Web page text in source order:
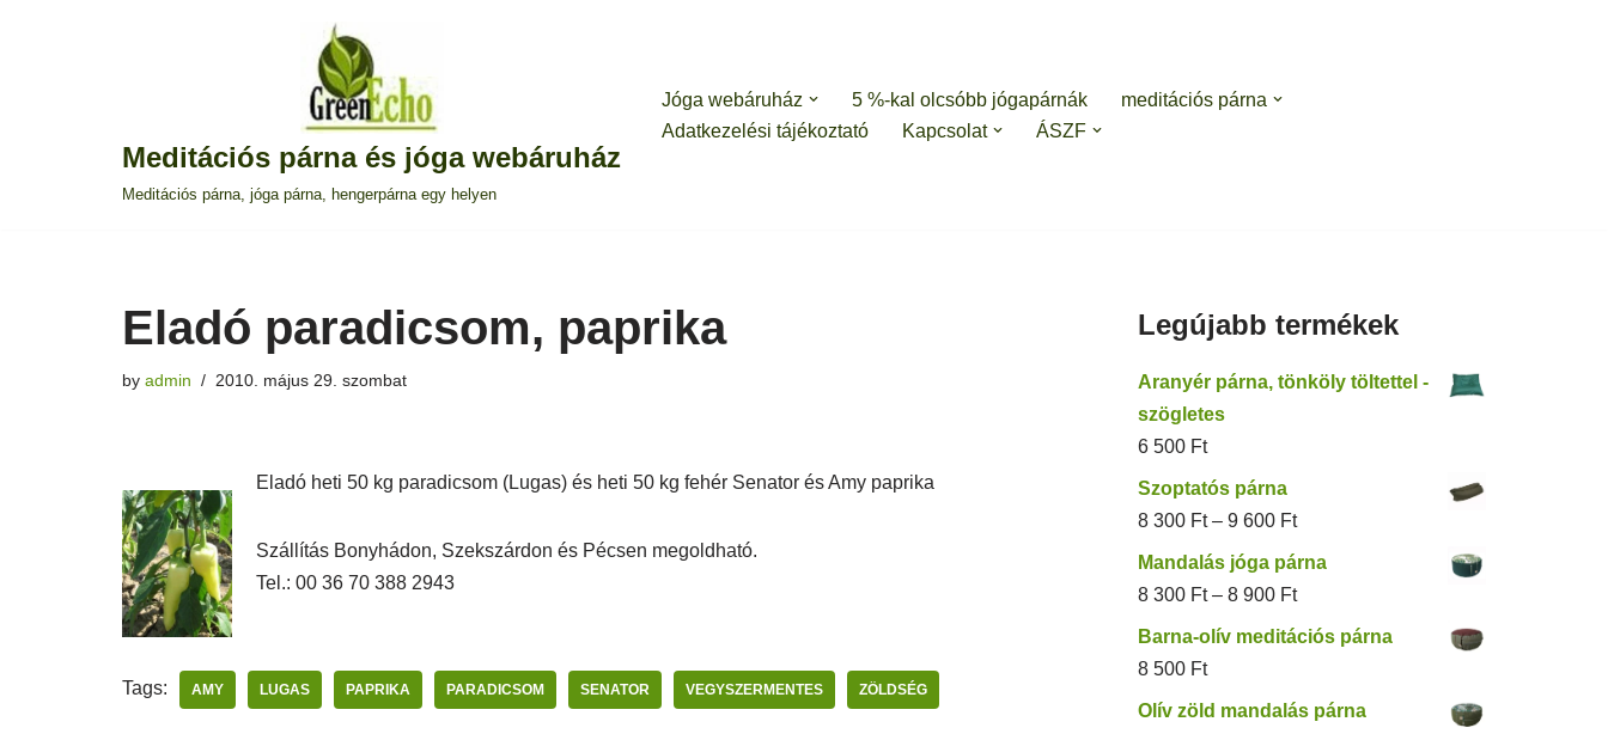
Meditációs párna és jóga webáruház
Meditációs párna, jóga párna, hengerpárna egy helyen
Jóga webáruház 5 %-kal olcsóbb jógapárnák
meditációs párna
Adatkezelési tájékoztató
Kapcsolat ÁSZF
Eladó paradicsom, paprika
by admin 2010. május 29. szombat
Eladó heti 50 kg paradicsom (Lugas) és heti 50 kg fehér Senator és Amy paprika
Szállítás Bonyhádon, Szekszárdon és Pécsen megoldható.
Tel.: 00 36 70 388 2943
Tags: AMY LUGAS PAPRIKA PARADICSOM SENATOR VEGYSZERMENTES ZÖLDSÉG
Legújabb termékek
Aranyér párna, tönköly töltettel -
szögletes
6 500 Ft
Szoptatós párna
8 300 Ft – 9 600 Ft
Mandalás jóga párna
8 300 Ft – 8 900 Ft
Barna-olív meditációs párna
8 500 Ft
Olív zöld mandalás párna